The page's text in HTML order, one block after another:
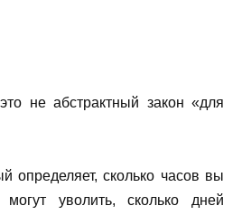
не абстрактный закон «для
определяет, сколько часов вы
уволить, сколько дней